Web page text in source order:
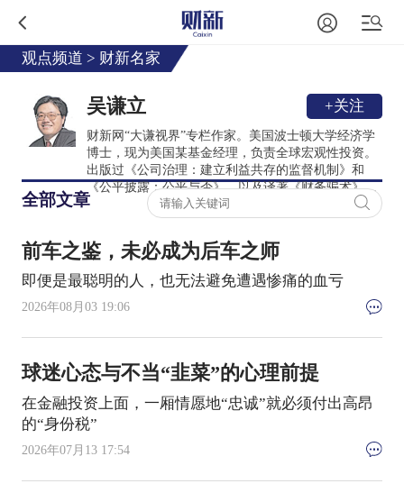
观点频道 > 财新名家
吴谦立 +关注
财新网“大谦视界”专栏作家。美国波士顿大学经济学
博士，现为美国某基金经理，负责全球宏观性投资。
出版过《公司治理：建立利益共存的监督机制》和
《公平披露：公平与否》，以及译著《财务骗术》
《拯救日本》《社会关系》，在《中国改革》等杂志
上发表过宏观经济、货币政策方面的评论文章，在哈
佛大学、马里兰大学有过讲座性授课
全部文章
前车之鉴，未必成为后车之师
即便是最聪明的人，也无法避免遭遇惨痛的血亏
2026年08月03 19:06
球迷心态与不当“韭菜”的心理前提
在金融投资上面，一厢情愿地“忠诚”就必须付出高昂
的“身份税”
2026年07月13 17:54